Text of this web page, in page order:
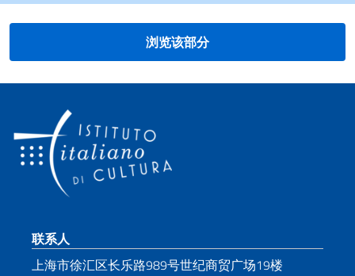
浏览该部分
页脚部分
联系人
上海市徐汇区长乐路989号世纪商贸广场19楼